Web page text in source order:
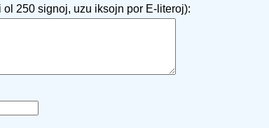
250 signoj, uzu iksojn por E-literoj):